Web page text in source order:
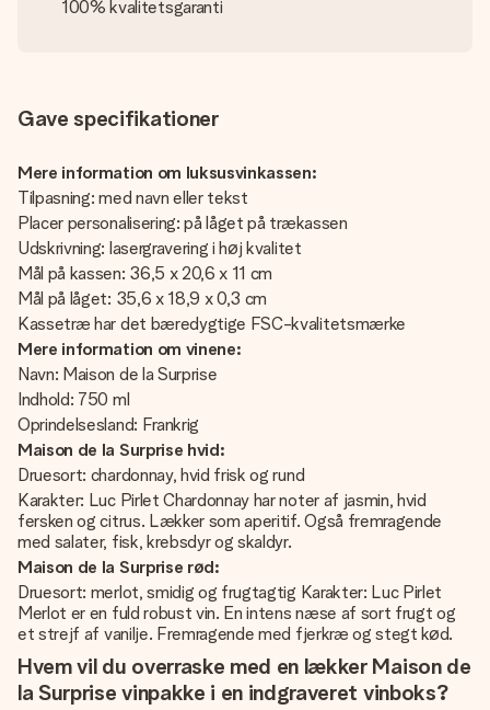
100% kvalitetsgaranti
Gave specifikationer
Mere information om luksusvinkassen:
Tilpasning: med navn eller tekst
Placer personalisering: på låget på trækassen
Udskrivning: lasergravering i høj kvalitet
Mål på kassen: 36,5 x 20,6 x 11 cm
Mål på låget: 35,6 x 18,9 x 0,3 cm
Kassetræ har det bæredygtige FSC-kvalitetsmærke
Mere information om vinene:
Navn: Maison de la Surprise
Indhold: 750 ml
Oprindelsesland: Frankrig
Maison de la Surprise hvid:
Druesort: chardonnay, hvid frisk og rund
Karakter: Luc Pirlet Chardonnay har noter af jasmin, hvid
fersken og citrus. Lækker som aperitif. Også fremragende
med salater, fisk, krebsdyr og skaldyr.
Maison de la Surprise rød:
Druesort: merlot, smidig og frugtagtig Karakter: Luc Pirlet
Merlot er en fuld robust vin. En intens næse af sort frugt og
et strejf af vanilje. Fremragende med fjerkræ og stegt kød.
Hvem vil du overraske med en lækker Maison de
la Surprise vinpakke i en indgraveret vinboks?